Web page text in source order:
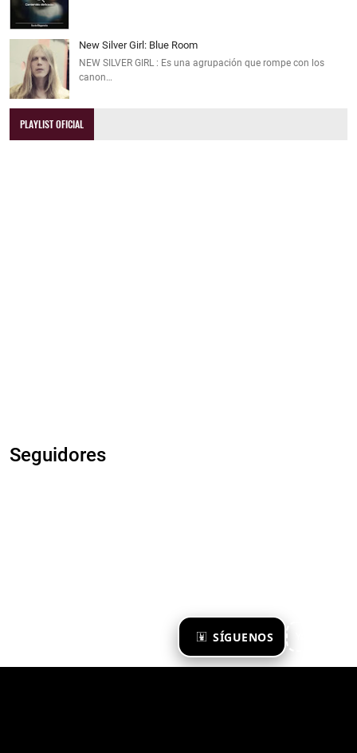
SÍGUENOS
New Silver Girl: Blue Room
NEW SILVER GIRL : Es una agrupación que rompe con los
canon…
PLAYLIST OFICIAL
Seguidores